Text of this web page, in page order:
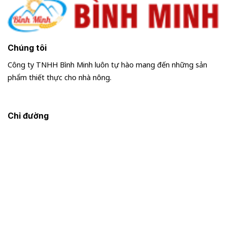
Chúng tôi
Công ty TNHH Bình Minh luôn tự hào mang đến những sản
phẩm thiết thực cho nhà nông.
Chỉ đường